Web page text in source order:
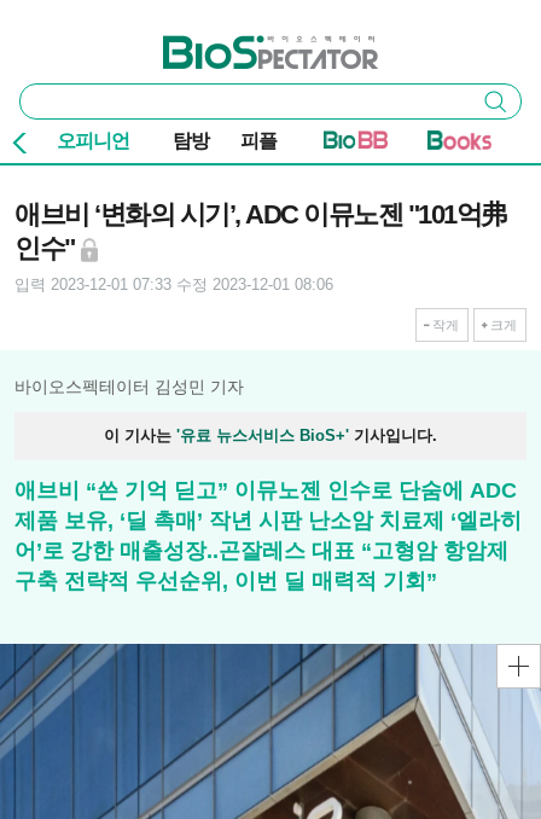
바이오스펙테이터
통
합
검
색
검색
오피니언 탐방 피플
애브비 ‘변화의 시기’, ADC 이뮤노젠 "101억弗
인수"
입력 2023-12-01 07:33 수정 2023-12-01 08:06
작게 크게
바이오스펙테이터 김성민 기자
이 기사는 '유료 뉴스서비스 BioS+' 기사입니다.
애브비 “쓴 기억 딛고” 이뮤노젠 인수로 단숨에 ADC
제품 보유, ‘딜 촉매’ 작년 시판 난소암 치료제 ‘엘라히
어’로 강한 매출성장..곤잘레스 대표 “고형암 항암제
구축 전략적 우선순위, 이번 딜 매력적 기회”